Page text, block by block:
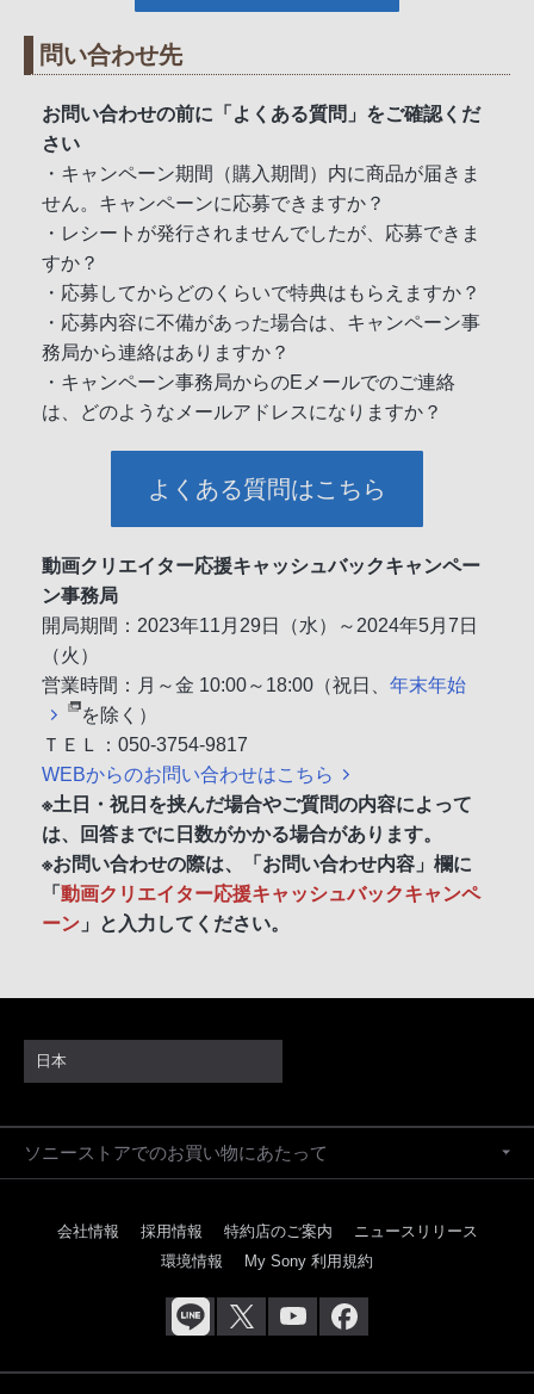
問い合わせ先
お問い合わせの前に「よくある質問」をご確認くだ
さい
・キャンペーン期間（購入期間）内に商品が届きま
せん。キャンペーンに応募できますか？
・レシートが発行されませんでしたが、応募できま
すか？
・応募してからどのくらいで特典はもらえますか？
・応募内容に不備があった場合は、キャンペーン事
務局から連絡はありますか？
・キャンペーン事務局からのEメールでのご連絡
は、どのようなメールアドレスになりますか？
よくある質問はこちら
動画クリエイター応援キャッシュバックキャンペー
ン事務局
開局期間：2023年11月29日（水）～2024年5月7日
（火）
営業時間：月～金 10:00～18:00（祝日、 年末年始
を除く）
ＴＥＬ：050-3754-9817
WEBからのお問い合わせはこちら
※土日・祝日を挟んだ場合やご質問の内容によって
は、回答までに日数がかかる場合があります。
※お問い合わせの際は、「お問い合わせ内容」欄に
「 動画クリエイター応援キャッシュバックキャンペ
ーン 」と入力してください。
日本
ソニーストアでのお買い物にあたって
会社情報 採用情報 特約店のご案内
ニュースリリース
環境情報
My Sony 利用規約